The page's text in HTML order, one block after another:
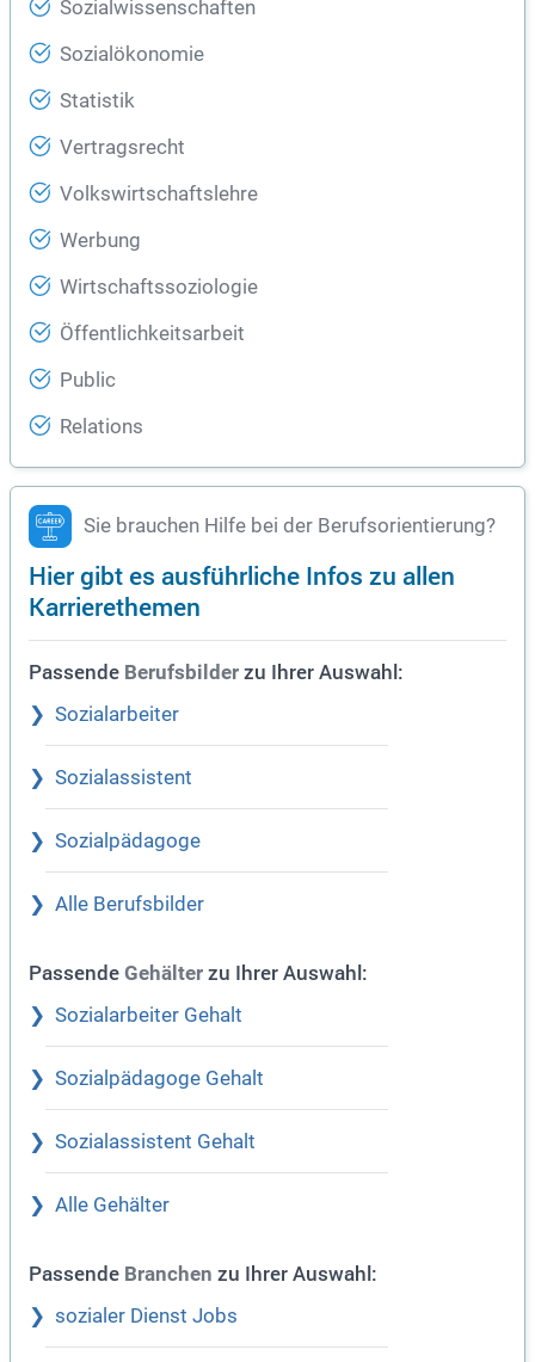
Sozialwissenschaften
Sozialökonomie
Statistik
Vertragsrecht
Volkswirtschaftslehre
Werbung
Wirtschaftssoziologie
Öffentlichkeitsarbeit
Public
Relations
Sie brauchen Hilfe bei der Berufsorientierung?
Hier gibt es ausführliche Infos zu allen
Karrierethemen
Passende Berufsbilder zu Ihrer Auswahl:
Sozialarbeiter
Sozialassistent
Sozialpädagoge
Alle Berufsbilder
Passende Gehälter zu Ihrer Auswahl:
Sozialarbeiter Gehalt
Sozialpädagoge Gehalt
Sozialassistent Gehalt
Alle Gehälter
Passende Branchen zu Ihrer Auswahl:
sozialer Dienst Jobs